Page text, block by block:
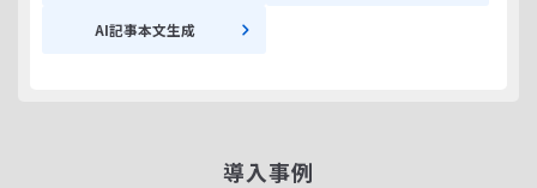
AI記事本文生成
導入事例